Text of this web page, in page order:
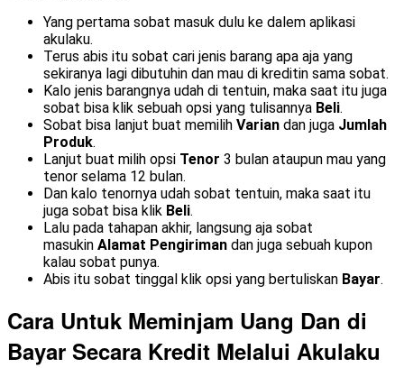
Yang pertama sobat masuk dulu ke dalem aplikasi
akulaku.
Terus abis itu sobat cari jenis barang apa aja yang
sekiranya lagi dibutuhin dan mau di kreditin sama sobat.
Kalo jenis barangnya udah di tentuin, maka saat itu juga
sobat bisa klik sebuah opsi yang tulisannya Beli.
Sobat bisa lanjut buat memilih Varian dan juga Jumlah
Produk.
Lanjut buat milih opsi Tenor 3 bulan ataupun mau yang
tenor selama 12 bulan.
Dan kalo tenornya udah sobat tentuin, maka saat itu
juga sobat bisa klik Beli.
Lalu pada tahapan akhir, langsung aja sobat
masukin Alamat Pengiriman dan juga sebuah kupon
kalau sobat punya.
Abis itu sobat tinggal klik opsi yang bertuliskan Bayar.
Cara Untuk Meminjam Uang Dan di
Bayar Secara Kredit Melalui Akulaku